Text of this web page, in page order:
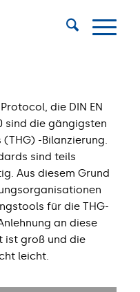
die DIN EN
sind die gängigsten
-Bilanzierung.
sind teils
Aus diesem Grund
für die THG-
an diese
ist groß und die
leicht.